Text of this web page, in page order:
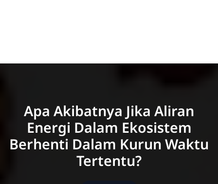
Apa Akibatnya Jika Aliran
Energi Dalam Ekosistem
Berhenti Dalam Kurun Waktu
Tertentu?